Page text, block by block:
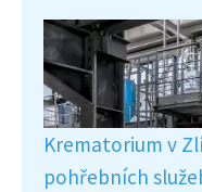
Krematorium v
pohřebních